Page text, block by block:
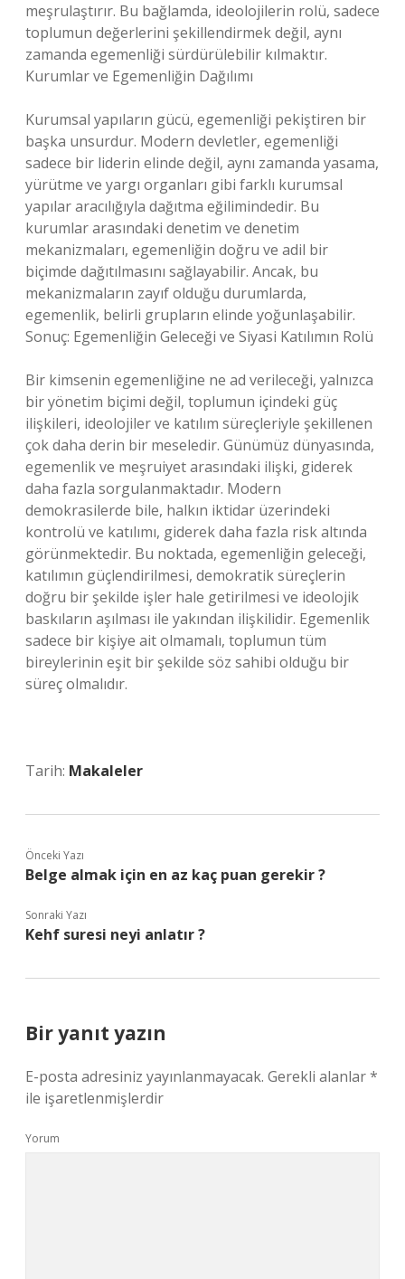
meşrulaştırır. Bu bağlamda, ideolojilerin rolü, sadece
toplumun değerlerini şekillendirmek değil, aynı
zamanda egemenliği sürdürülebilir kılmaktır.
Kurumlar ve Egemenliğin Dağılımı
Kurumsal yapıların gücü, egemenliği pekiştiren bir
başka unsurdur. Modern devletler, egemenliği
sadece bir liderin elinde değil, aynı zamanda yasama,
yürütme ve yargı organları gibi farklı kurumsal
yapılar aracılığıyla dağıtma eğilimindedir. Bu
kurumlar arasındaki denetim ve denetim
mekanizmaları, egemenliğin doğru ve adil bir
biçimde dağıtılmasını sağlayabilir. Ancak, bu
mekanizmaların zayıf olduğu durumlarda,
egemenlik, belirli grupların elinde yoğunlaşabilir.
Sonuç: Egemenliğin Geleceği ve Siyasi Katılımın Rolü
Bir kimsenin egemenliğine ne ad verileceği, yalnızca
bir yönetim biçimi değil, toplumun içindeki güç
ilişkileri, ideolojiler ve katılım süreçleriyle şekillenen
çok daha derin bir meseledir. Günümüz dünyasında,
egemenlik ve meşruiyet arasındaki ilişki, giderek
daha fazla sorgulanmaktadır. Modern
demokrasilerde bile, halkın iktidar üzerindeki
kontrolü ve katılımı, giderek daha fazla risk altında
görünmektedir. Bu noktada, egemenliğin geleceği,
katılımın güçlendirilmesi, demokratik süreçlerin
doğru bir şekilde işler hale getirilmesi ve ideolojik
baskıların aşılması ile yakından ilişkilidir. Egemenlik
sadece bir kişiye ait olmamalı, toplumun tüm
bireylerinin eşit bir şekilde söz sahibi olduğu bir
süreç olmalıdır.
Tarih: Makaleler
Önceki Yazı
Belge almak için en az kaç puan gerekir ?
Sonraki Yazı
Kehf suresi neyi anlatır ?
Bir yanıt yazın
E-posta adresiniz yayınlanmayacak. Gerekli alanlar*
ile işaretlenmişlerdir
Yorum